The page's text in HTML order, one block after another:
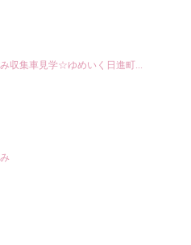
収集車見学☆ゆめいく日進町...